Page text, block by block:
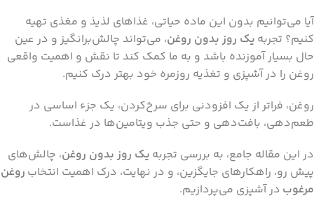
آیا می‌توانیم بدون این ماده حیاتی، غذاهای لذیذ و مغذی تهیه
کنیم؟ تجربه یک روز بدون روغن، می‌تواند چالش‌برانگیز و در عین
حال بسیار آموزنده باشد و به ما کمک کند تا نقش و اهمیت واقعی
روغن را در آشپزی و تغذیه روزمره خود بهتر درک کنیم.
روغن، فراتر از یک افزودنی برای سرخ‌کردن، یک جزء اساسی در
طعم‌دهی، بافت‌دهی و حتی جذب ویتامین‌ها در غذاست.
در این مقاله جامع، به بررسی تجربه یک روز بدون روغن، چالش‌های
پیش رو، راهکارهای جایگزین، و در نهایت، درک اهمیت انتخاب روغن
مرغوب در آشپزی می‌پردازیم.